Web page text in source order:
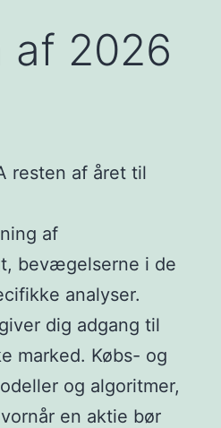
af 2026
resten af året til
af
bevægelserne i de
analyser.
dig adgang til
marked. Købs- og
og algoritmer,
en aktie bør